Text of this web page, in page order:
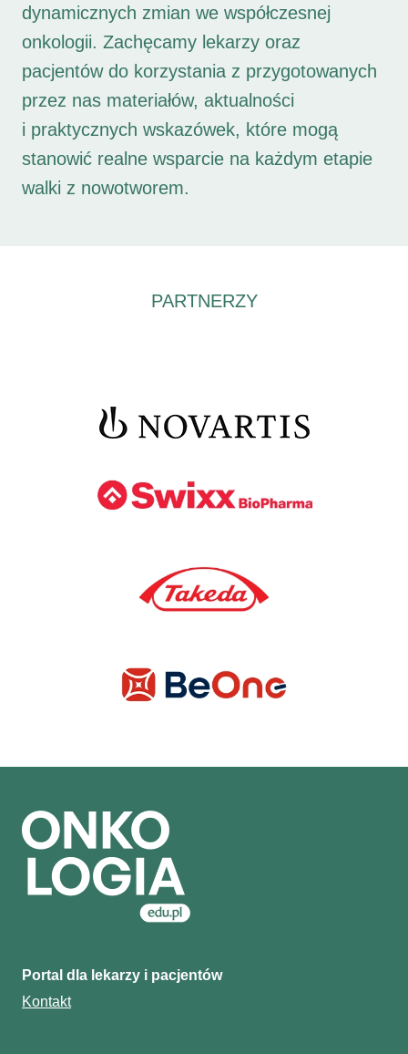
dynamicznych zmian we współczesnej
onkologii. Zachęcamy lekarzy oraz
pacjentów do korzystania z przygotowanych
przez nas materiałów, aktualności
i praktycznych wskazówek, które mogą
stanowić realne wsparcie na każdym etapie
walki z nowotworem.
PARTNERZY
Portal dla lekarzy i pacjentów
Kontakt